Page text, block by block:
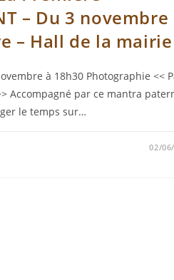
– Du 3 novembre
– Hall de la mairie
à 18h30 Photographie <<
Accompagné par ce mantra
le temps sur…
02/